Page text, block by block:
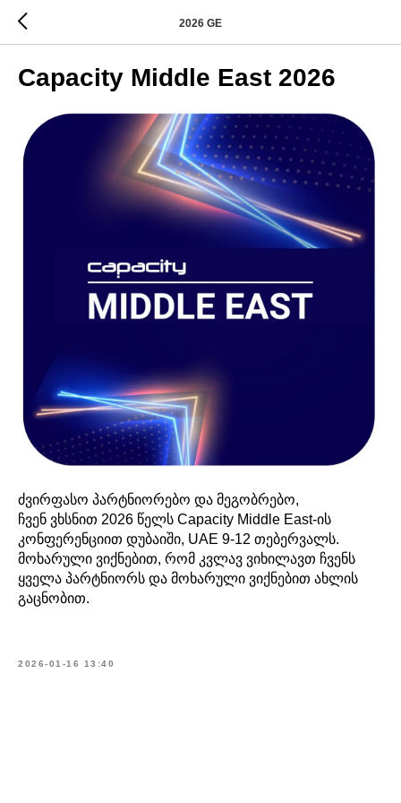
2026 GE
Capacity Middle East 2026
ძვირფასო პარტნიორებო და მეგობრებო,
ჩვენ ვხსნით 2026 წელს Capacity Middle East-ის
კონფერენციით დუბაიში, UAE 9-12 თებერვალს.
მოხარული ვიქნებით, რომ კვლავ ვიხილავთ ჩვენს
ყველა პარტნიორს და მოხარული ვიქნებით ახლის
გაცნობით.
2026-01-16 13:40